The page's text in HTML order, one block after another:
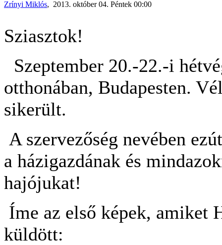
Zrínyi Miklós, 2013. október 04. Péntek 00:00
Sziasztok!
Szeptember 20.-22.-i
otthonában, Budapesten.
sikerült.
A szervezőség nevében
a házigazdának és
hajójukat!
Íme az első képek, amiket
küldött: